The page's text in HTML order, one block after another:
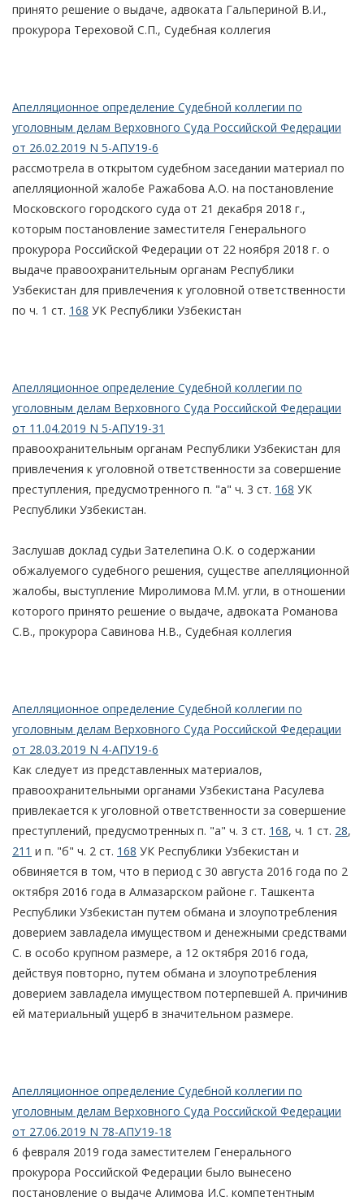
принято решение о выдаче, адвоката Гальпериной В.И.,
прокурора Тереховой С.П., Судебная коллегия
Апелляционное определение Судебной коллегии по
уголовным делам Верховного Суда Российской Федерации
от 26.02.2019 N 5-АПУ19-6
рассмотрела в открытом судебном заседании материал по
апелляционной жалобе Ражабова А.О. на постановление
Московского городского суда от 21 декабря 2018 г.,
которым постановление заместителя Генерального
прокурора Российской Федерации от 22 ноября 2018 г. о
выдаче правоохранительным органам Республики
Узбекистан для привлечения к уголовной ответственности
по ч. 1 ст. 168 УК Республики Узбекистан
Апелляционное определение Судебной коллегии по
уголовным делам Верховного Суда Российской Федерации
от 11.04.2019 N 5-АПУ19-31
правоохранительным органам Республики Узбекистан для
привлечения к уголовной ответственности за совершение
преступления, предусмотренного п. "а" ч. 3 ст. 168 УК
Республики Узбекистан.
Заслушав доклад судьи Зателепина О.К. о содержании
обжалуемого судебного решения, существе апелляционной
жалобы, выступление Миролимова М.М. угли, в отношении
которого принято решение о выдаче, адвоката Романова
С.В., прокурора Савинова Н.В., Судебная коллегия
Апелляционное определение Судебной коллегии по
уголовным делам Верховного Суда Российской Федерации
от 28.03.2019 N 4-АПУ19-6
Как следует из представленных материалов,
правоохранительными органами Узбекистана Расулева
привлекается к уголовной ответственности за совершение
преступлений, предусмотренных п. "а" ч. 3 ст. 168, ч. 1 ст. 28,
211 и п. "б" ч. 2 ст. 168 УК Республики Узбекистан и
обвиняется в том, что в период с 30 августа 2016 года по 2
октября 2016 года в Алмазарском районе г. Ташкента
Республики Узбекистан путем обмана и злоупотребления
доверием завладела имуществом и денежными средствами
С. в особо крупном размере, а 12 октября 2016 года,
действуя повторно, путем обмана и злоупотребления
доверием завладела имуществом потерпевшей А. причинив
ей материальный ущерб в значительном размере.
Апелляционное определение Судебной коллегии по
уголовным делам Верховного Суда Российской Федерации
от 27.06.2019 N 78-АПУ19-18
6 февраля 2019 года заместителем Генерального
прокурора Российской Федерации было вынесено
постановление о выдаче Алимова И.С. компетентным